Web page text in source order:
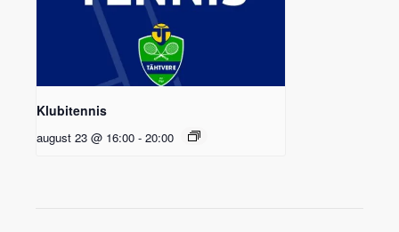
Klubitennis
august 23 @ 16:00 - 20:00